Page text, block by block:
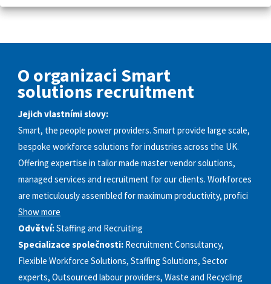
O organizaci Smart
solutions recruitment
Jejich vlastními slovy:
Smart, the people power providers. Smart provide large scale,
bespoke workforce solutions for industries across the UK.
Offering expertise in tailor made master vendor solutions,
managed services and recruitment for our clients. Workforces
are meticulously assembled for maximum productivity, profici
Show more
Odvětví:Staffing and Recruiting
Specializace společnosti: Recruitment Consultancy,
Flexible Workforce Solutions, Staffing Solutions, Sector
experts, Outsourced labour providers, Waste and Recycling